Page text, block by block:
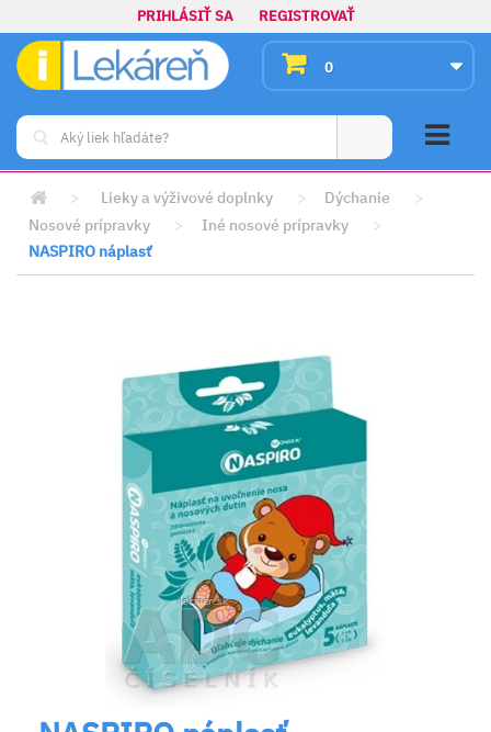
PRIHLÁSIŤ SA REGISTROVAŤ
0
> Lieky a výživové doplnky > Dýchanie
>
Nosové prípravky
> Iné nosové prípravky
>
NASPIRO náplasť